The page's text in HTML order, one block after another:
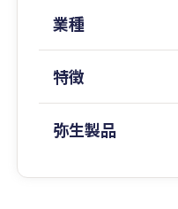
業種
特徴
弥生製品